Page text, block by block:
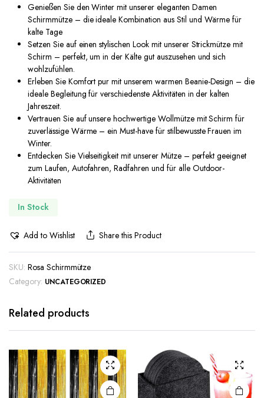
Genießen Sie den Winter mit unserer eleganten Damen
Schirmmütze – die ideale Kombination aus Stil und Wärme für
kalte Tage
Setzen Sie auf einen stylischen Look mit unserer Strickmütze mit
Schirm – perfekt, um in der Kälte gut auszusehen und sich
wohlzufühlen.
Erleben Sie Komfort pur mit unserem warmen Beanie-Design – die
ideale Begleitung für verschiedenste Aktivitäten in der kalten
Jahreszeit.
Vertrauen Sie auf unsere hochwertige Wollmütze mit Schirm für
zuverlässige Wärme – ein Must-have für stilbewusste Frauen im
Winter.
Entdecken Sie Vielseitigkeit mit unserer Mütze – perfekt geeignet
zum Laufen, Autofahren, Radfahren und für alle Outdoor-
Aktivitäten
In Stock
Add to Wishlist Share this Product
SKU: Rosa Schirmmütze
Category: UNCATEGORIZED
Related products